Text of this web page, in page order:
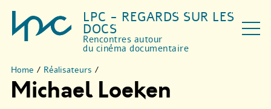
LPC - REGARDS SUR LES
DOCS
Rencontres autour
du cinéma documentaire
Home / Réalisateurs /
Michael Loeken